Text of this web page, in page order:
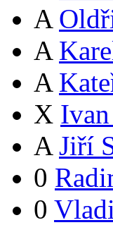
A
A
A
X
A Jiří
0
0